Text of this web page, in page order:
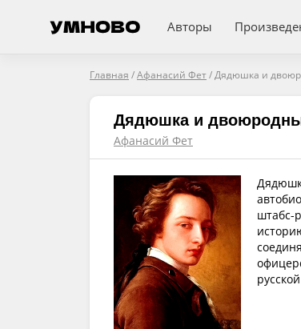
Авторы
Главная /Афанасий Фет/Дядюшка и
Дядюшка и
Афанасий Фет
штабс-